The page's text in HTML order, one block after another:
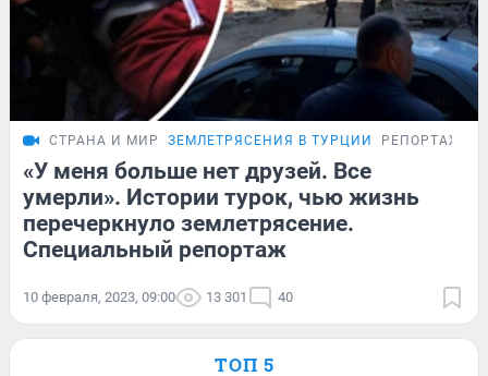
СТРАНА И МИР ЗЕМЛЕТРЯСЕНИЯ В ТУРЦИИ РЕПОРТАЖ
«У меня больше нет друзей. Все
умерли». Истории турок, чью жизнь
перечеркнуло землетрясение.
Специальный репортаж
10 февраля, 2023, 09:00 13 301 40
ТОП 5